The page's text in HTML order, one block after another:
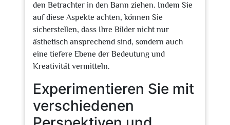
den Betrachter in den Bann ziehen. Indem Sie
auf diese Aspekte achten, können Sie
sicherstellen, dass Ihre Bilder nicht nur
ästhetisch ansprechend sind, sondern auch
eine tiefere Ebene der Bedeutung und
Kreativität vermitteln.
Experimentieren Sie mit
verschiedenen